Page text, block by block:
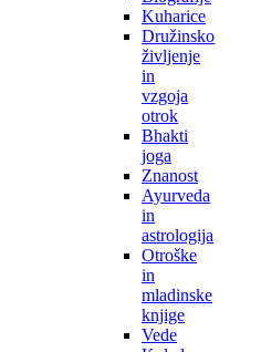
Kuharice
Družinsko
življenje
in
vzgoja
otrok
Bhakti
joga
Znanost
Ayurveda
in
astrologija
Otroške
in
mladinske
knjige
Vede